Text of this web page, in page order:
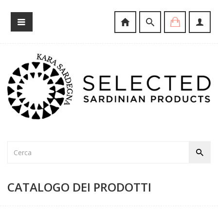
CATALOGO DEI PRODOTTI